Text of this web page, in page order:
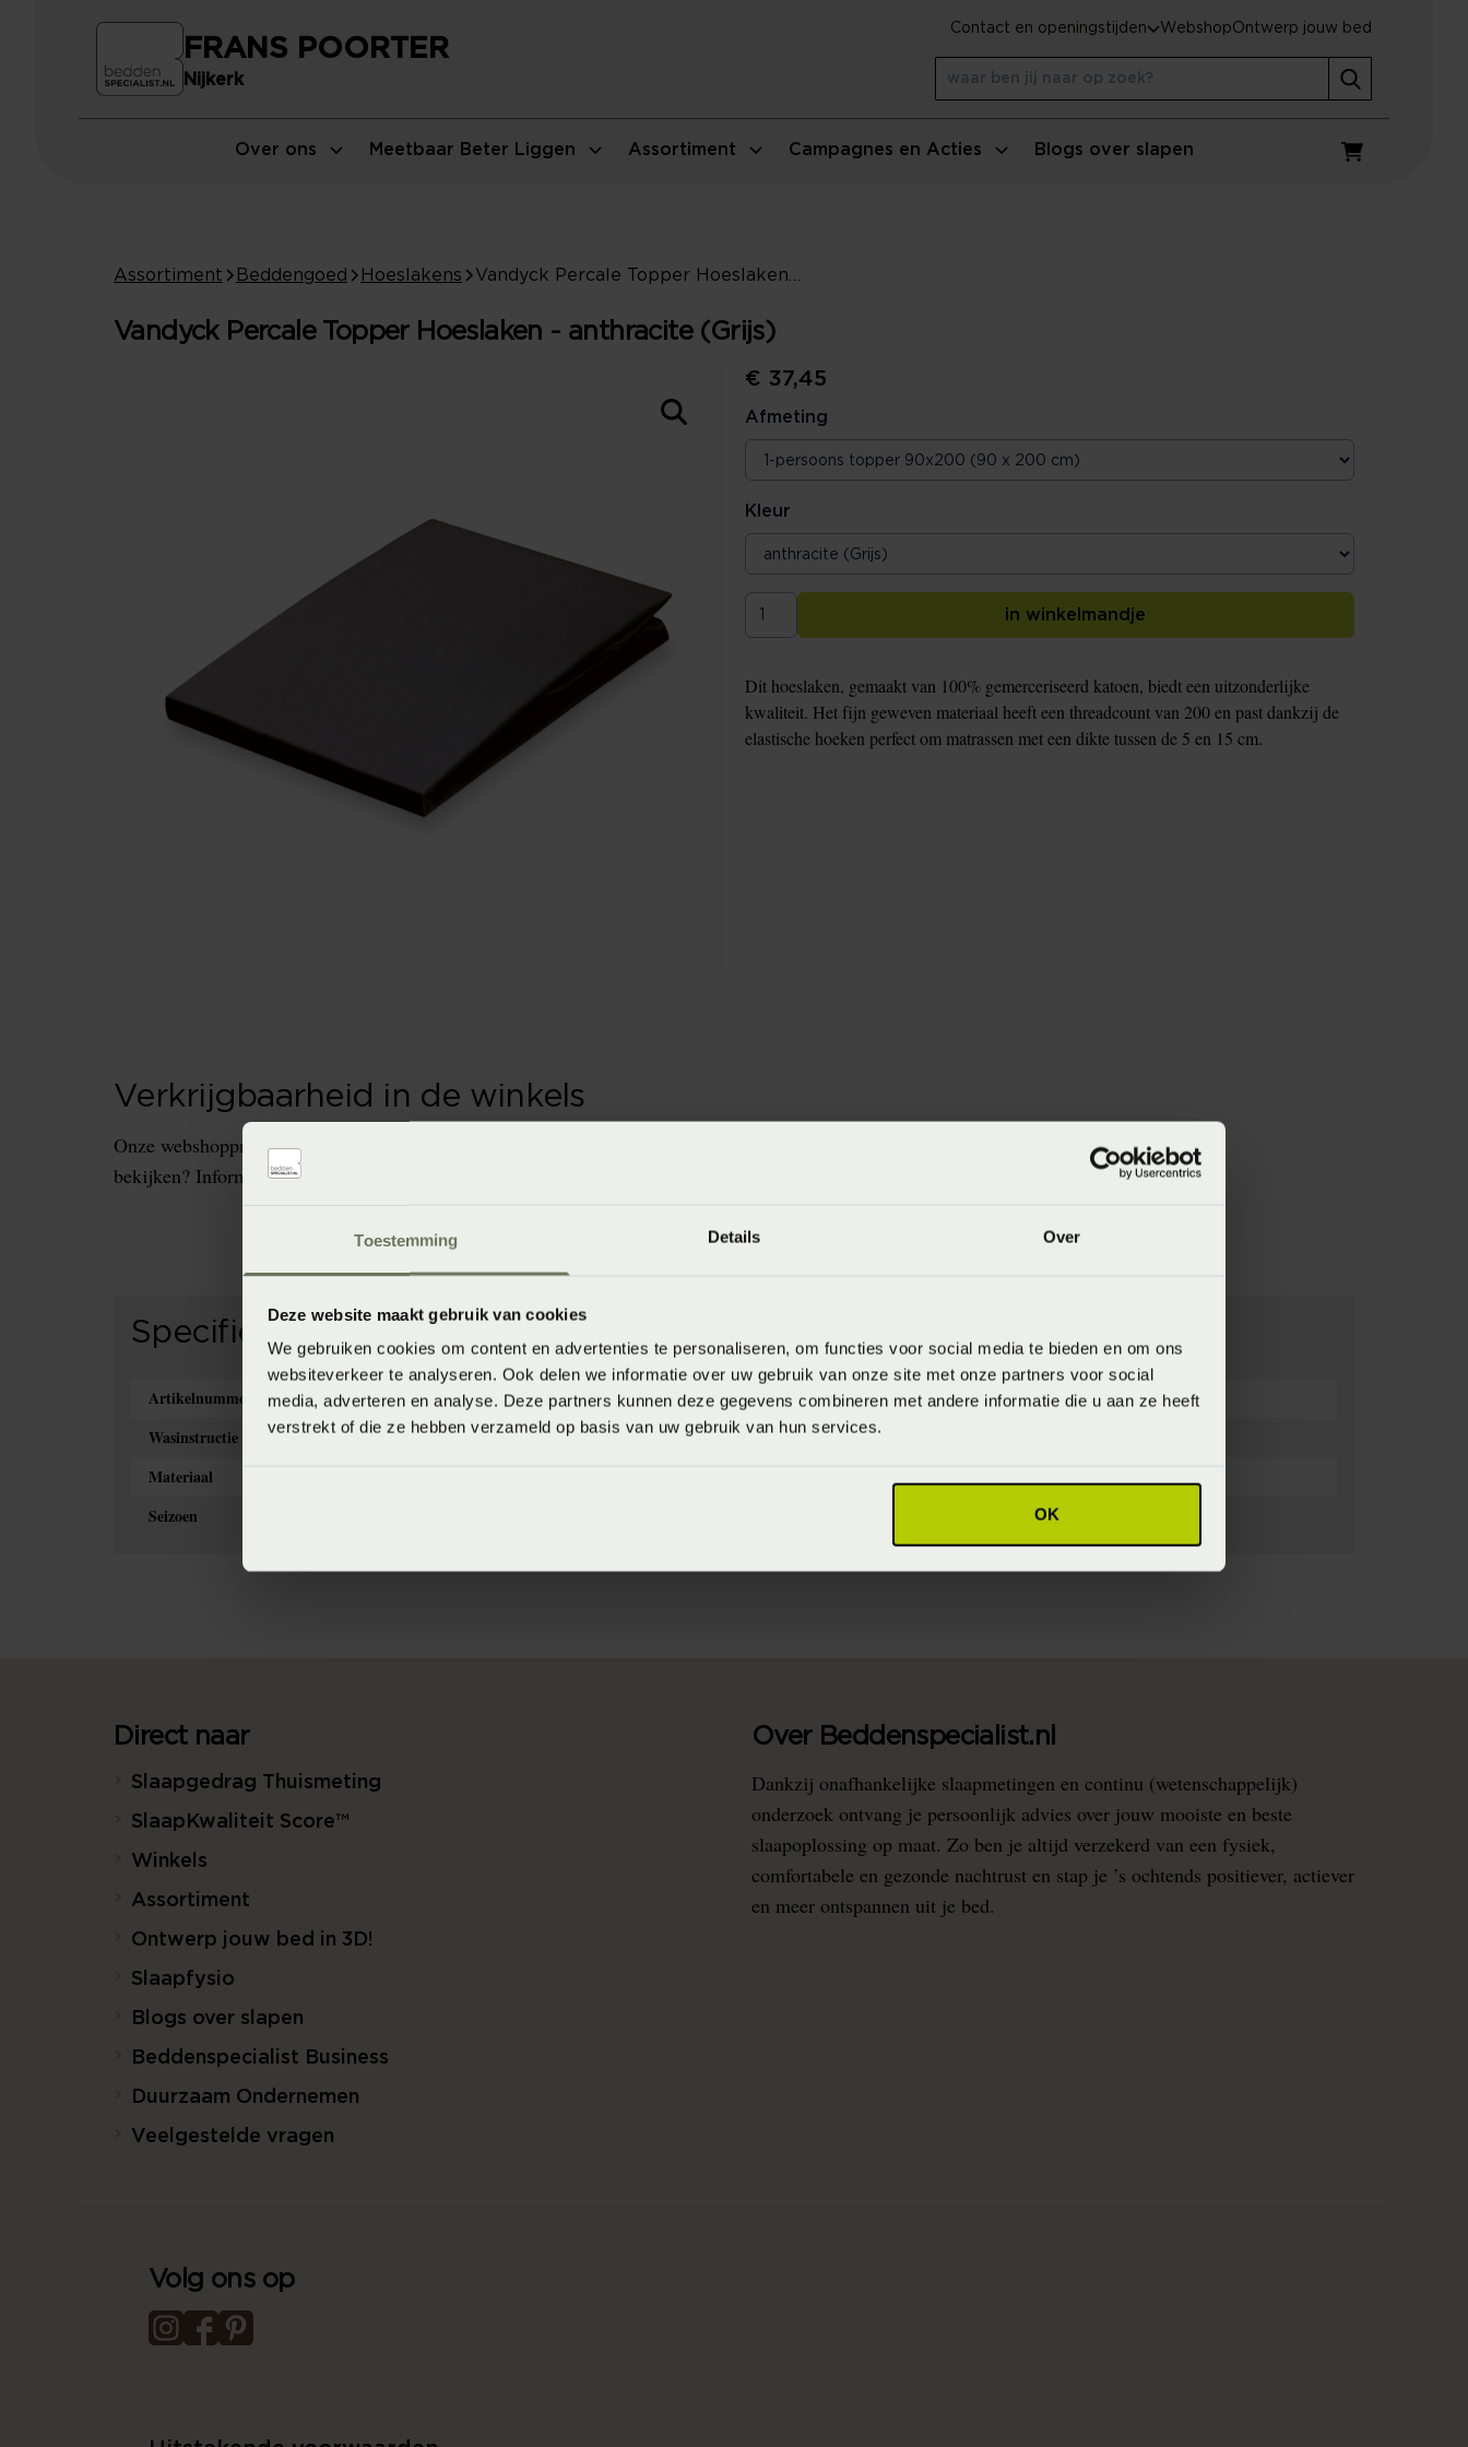
Toestemming Details Over
Deze website maakt gebruik van cookies
We gebruiken cookies om content en advertenties te personaliseren, om functies voor social media te bieden en om ons
websiteverkeer te analyseren. Ook delen we informatie over uw gebruik van onze site met onze partners voor social
media, adverteren en analyse. Deze partners kunnen deze gegevens combineren met andere informatie die u aan ze heeft
verstrekt of die ze hebben verzameld op basis van uw gebruik van hun services.
OK
Over ons Meetbaar Beter Liggen Assortiment Campagnes en Acties Blogs over slapen
Winkelwagen
FRANS POORTER
Nijkerk
Contact en openingstijden WebshopOntwerp jouw bed
Assortiment Beddengoed Hoeslakens
Vandyck Percale Topper Hoeslaken - anthracite (Grijs)
€ 37,45
Afmeting
Kleur
in winkelmandje
Dit hoeslaken, gemaakt van 100% gemerceriseerd katoen, biedt een uitzonderlijke
kwaliteit. Het fijn geweven materiaal heeft een threadcount van 200 en past dankzij de
elastische hoeken perfect om matrassen met een dikte tussen de 5 en 15 cm.
Verkrijgbaarheid in de winkels
Onze webshopproducten zijn niet altijd verkrijgbaar in de winkel. Wil je het product in de winkel
bekijken? Informeer dan eerst naar de beschikbaarheid.
Specificaties
Artikelnummer 8714322885239
Wasinstructie Wasvoorschrift: wassen op 40°C / 60°C (donkere kleuren) 60°C (lichte kleuren) of 90°C (wit)
Materiaal
Seizoen
Direct naar
Slaapgedrag Thuismeting
SlaapKwaliteit Score™
Winkels
Assortiment
Ontwerp jouw bed in 3D!
Slaapfysio
Blogs over slapen
Beddenspecialist Business
Duurzaam Ondernemen
Veelgestelde vragen
Over Beddenspecialist.nl
Dankzij onafhankelijke slaapmetingen en continu (wetenschappelijk)
onderzoek ontvang je persoonlijk advies over jouw mooiste en beste
slaapoplossing op maat. Zo ben je altijd verzekerd van een fysiek,
comfortabele en gezonde nachtrust en stap je ’s ochtends positiever, actiever
en meer ontspannen uit je bed.
Volg ons op